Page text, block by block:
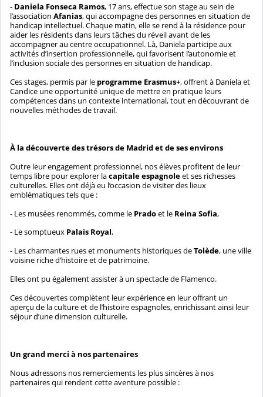
- Daniela Fonseca Ramos, 17 ans, effectue son stage au sein de
l’association Afanias, qui accompagne des personnes en situation de
handicap intellectuel. Chaque matin, elle se rend à la résidence pour
aider les résidents dans leurs tâches du réveil avant de les
accompagner au centre occupationnel. Là, Daniela participe aux
activités d’insertion professionnelle, qui favorisent l’autonomie et
l’inclusion sociale des personnes en situation de handicap.
Ces stages, permis par le programme Erasmus+, offrent à Daniela et
Candice une opportunité unique de mettre en pratique leurs
compétences dans un contexte international, tout en découvrant de
nouvelles méthodes de travail.
À la découverte des trésors de Madrid et de ses environs
Outre leur engagement professionnel, nos élèves profitent de leur
temps libre pour explorer lacapitale espagnoleet ses richesses
culturelles. Elles ont déjà eu l’occasion de visiter des lieux
emblématiques tels que :
- Les musées renommés, comme le Pradoet le Reina Sofia,
- Le somptueux Palais Royal,
- Les charmantes rues et monuments historiques deTolède, une ville
voisine riche d’histoire et de patrimoine.
Elles ont pu également assister à un spectacle de Flamenco.
Ces découvertes complètent leur expérience en leur offrant un
aperçu de la culture et de l’histoire espagnoles, enrichissant ainsi leur
séjour d’une dimension culturelle.
Un grand merci à nos partenaires
Nous adressons nos remerciements les plus sincères à nos
partenaires qui rendent cette aventure possible :